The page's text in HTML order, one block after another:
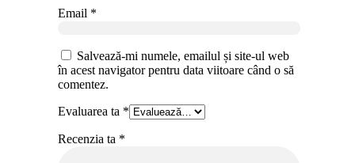
Email *
Salvează-mi numele, emailul și site-ul web
în acest navigator pentru data viitoare când o să
comentez.
Evaluarea ta *
Recenzia ta *